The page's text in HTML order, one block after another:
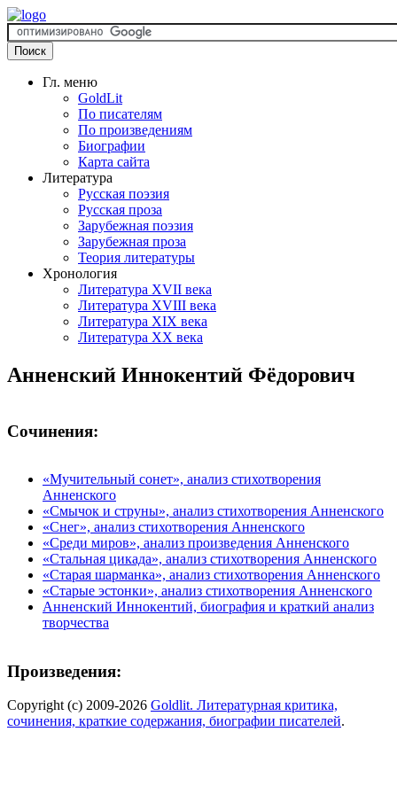
Гл. меню
GoldLit
По писателям
По произведениям
Биографии
Карта сайта
Литература
Русская поэзия
Русская проза
Зарубежная поэзия
Зарубежная проза
Теория литературы
Хронология
Литература XVII века
Литература XVIII века
Литература XIX века
Литература XX века
Анненский Иннокентий Фёдорович
Сочинения:
«Мучительный сонет», анализ стихотворения
Анненского
«Смычок и струны», анализ стихотворения Анненского
«Снег», анализ стихотворения Анненского
«Среди миров», анализ произведения Анненского
«Стальная цикада», анализ стихотворения Анненского
«Старая шарманка», анализ стихотворения Анненского
«Старые эстонки», анализ стихотворения Анненского
Анненский Иннокентий, биография и краткий анализ
творчества
Произведения:
Copyright (c) 2009-2026 Goldlit. Литературная критика,
сочинения, краткие содержания, биографии писателей.